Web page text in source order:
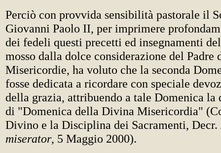
Perciò con provvida sensibilità pastorale il
Giovanni Paolo II, per imprimere
dei fedeli questi precetti ed insegnamenti
mosso dalla dolce considerazione del Padre
Misericordie, ha voluto che la seconda
fosse dedicata a ricordare con speciale
della grazia, attribuendo a tale Domenica la
di "Domenica della Divina Misericordia"
Divino e la Disciplina dei Sacramenti, Decr.
miserator, 5 Maggio 2000).